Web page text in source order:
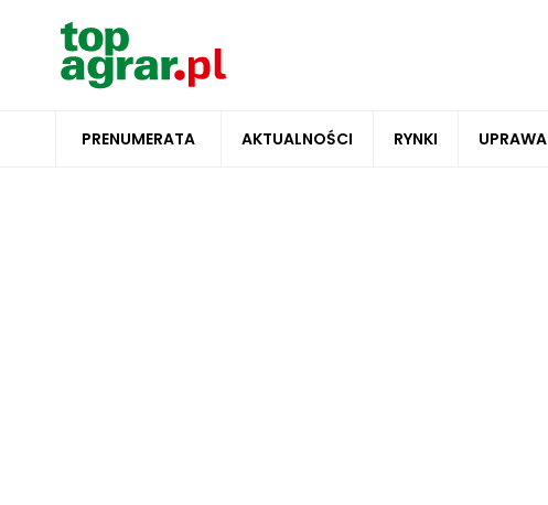
PRENUMERATA AKTUALNOŚCI RYNKI UPRAWA